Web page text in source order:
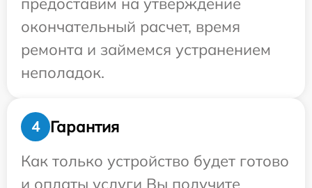
окончательный расчет, время
ремонта и займемся устранением
неполадок.
4
Гарантия
Как только устройство будет готово
и оплаты услуги Вы получите